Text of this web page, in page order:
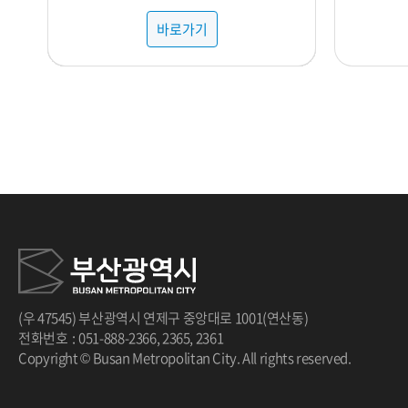
바로가기
바로가기
바로가기
바로가기
바로가기
바로가기
바로가기
바로가기
바로가기
바로가기
바로가기
바로가기
바로가기
바로가기
바로가기
바로가기
바로가기
바로가기
바로가기
바로가기
바로가기
바로가기
바로가기
바로가기
바로가기
바로가기
바로가기
바로가기
바로가기
바로가기
바로가기
바로가기
바로가기
바로가기
바로가기
바로가기
바로가기
바로가기
바로가기
바로가기
바로가기
바로가기
바로가기
바로가기
바로가기
바로가기
바로가기
바로가기
바로가기
바로가기
바로가기
바로가기
바로가기
바로가기
바로가기
바로가기
바로가기
바로가기
바로가기
바로가기
바로가기
바로가기
바로가기
바로가기
바로가기
바로가기
바로가기
바로가기
바로가기
바로가기
바로가기
바로가기
바로가기
바로가기
바로가기
바로가기
바로가기
바로가기
바로가기
바로가기
바로가기
바로가기
바로가기
바로가기
바로가기
바로가기
바로가기
바로가기
바로가기
바로가기
바로가기
(우 47545) 부산광역시 연제구 중앙대로 1001(연산동)
전화번호 :051-888-2366,2365, 2361
Copyright © Busan Metropolitan City. All rights reserved.